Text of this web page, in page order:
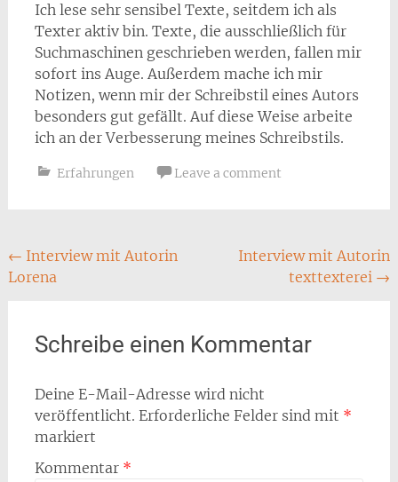
Ich lese sehr sensibel Texte, seitdem ich als
Texter aktiv bin. Texte, die ausschließlich für
Suchmaschinen geschrieben werden, fallen mir
sofort ins Auge. Außerdem mache ich mir
Notizen, wenn mir der Schreibstil eines Autors
besonders gut gefällt. Auf diese Weise arbeite
ich an der Verbesserung meines Schreibstils.
Erfahrungen Leave a comment
Post
navigation
← Interview mit Autorin
Lorena
Interview mit Autorin
texttexterei →
Schreibe einen Kommentar
Deine E-Mail-Adresse wird nicht
veröffentlicht. Erforderliche Felder sind mit *
markiert
Kommentar *